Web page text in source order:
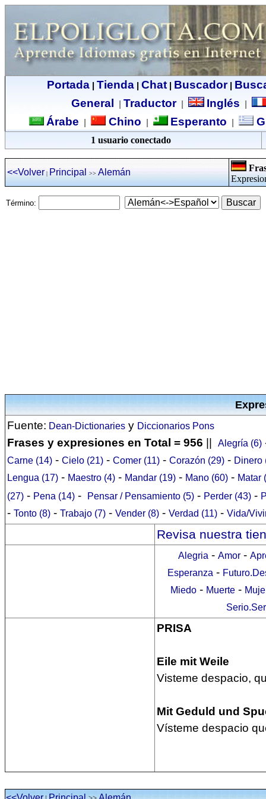
Portada| Tienda| Chat| Buscador|
General
Traductor| Inglés
Árabe Chino Esperanto
1 usuario conectado
<<Volver | Principal >> Alemán
Término:
Fuente: Dean-Dictionaries y Diccionarios Pons
Frases y expresiones en Total = 956 Alegría (6)
Carne (14) - Cielo (21) - Comer (11) - Corazón (29) - Dinero
Lengua (17) - Maestro (4) - Mandar (19) - Mano (60) - Matar
(27) - Pena (14) - Pensar / Pensamiento (5) - Perder (43) -
- Tonto (8) - Trabajo (7) - Vender (8) - Verdad (11) - Vida/
Revisa nuestra
Alegria - Amor-
Esperanza -
Miedo - Muerte -
PRISA
Eile mit Weile
Visteme despacio,
Mit Geduld und
Vísteme despacio